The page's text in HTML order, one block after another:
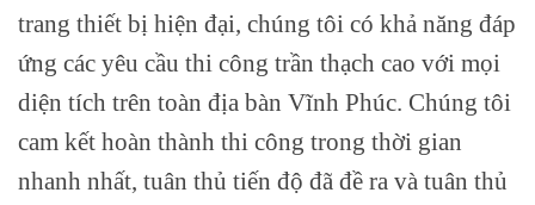
trang thiết bị hiện đại, chúng tôi có khả năng đáp
ứng các yêu cầu thi công trần thạch cao với mọi
diện tích trên toàn địa bàn Vĩnh Phúc. Chúng tôi
cam kết hoàn thành thi công trong thời gian
nhanh nhất, tuân thủ tiến độ đã đề ra và tuân thủ